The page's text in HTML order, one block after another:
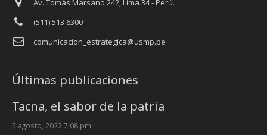
Av. Tomás Marsano 242, Lima 34 - Perú.
(511) 513 6300
comunicacion_estrategica@usmp.pe
Últimas publicaciones
Tacna, el sabor de la patria
5 agosto, 2022 7:08 pm